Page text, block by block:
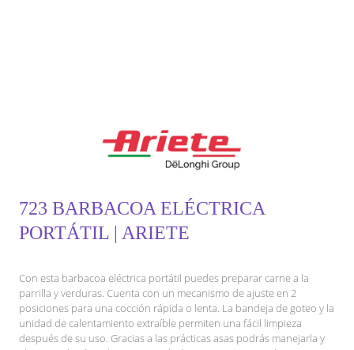
723 BARBACOA ELÉCTRICA
PORTÁTIL | ARIETE
Con esta barbacoa eléctrica portátil puedes preparar carne a la
parrilla y verduras. Cuenta con un mecanismo de ajuste en 2
posiciones para una cocción rápida o lenta. La bandeja de goteo y la
unidad de calentamiento extraíble permiten una fácil limpieza
después de su uso. Gracias a las prácticas asas podrás manejarla y